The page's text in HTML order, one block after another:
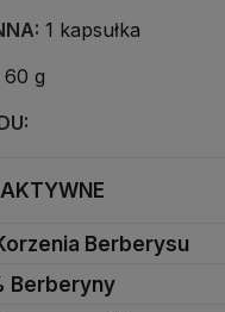
1 kapsułka
60 g
Berberysu
Berberyny